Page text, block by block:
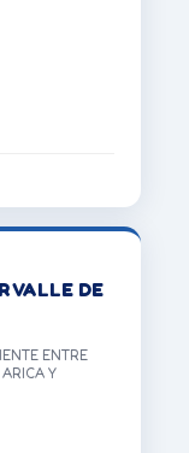
APORTES
DICHA
VALLE DE
ENTRE
Y